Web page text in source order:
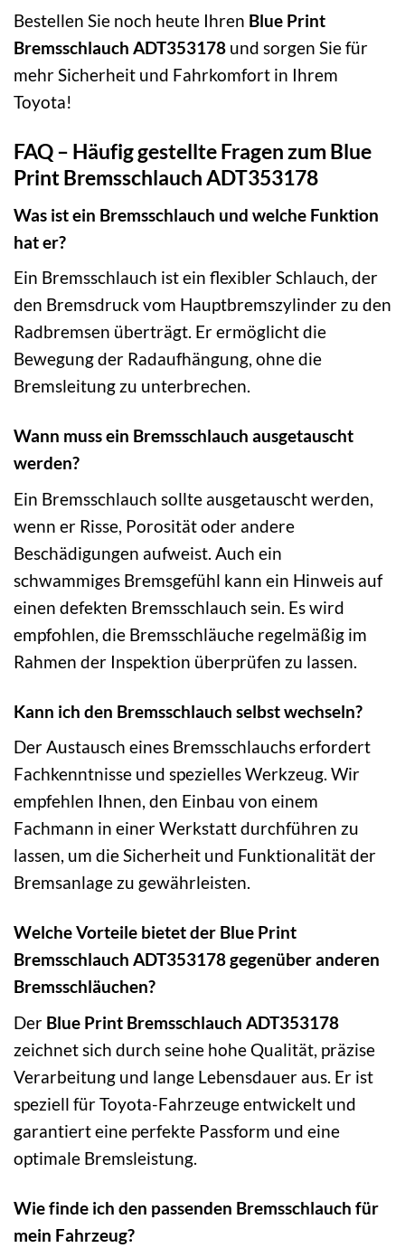
Bestellen Sie noch heute Ihren Blue Print
Bremsschlauch ADT353178 und sorgen Sie für
mehr Sicherheit und Fahrkomfort in Ihrem
Toyota!
FAQ – Häufig gestellte Fragen zum Blue
Print Bremsschlauch ADT353178
Was ist ein Bremsschlauch und welche Funktion
hat er?
Ein Bremsschlauch ist ein flexibler Schlauch, der
den Bremsdruck vom Hauptbremszylinder zu den
Radbremsen überträgt. Er ermöglicht die
Bewegung der Radaufhängung, ohne die
Bremsleitung zu unterbrechen.
Wann muss ein Bremsschlauch ausgetauscht
werden?
Ein Bremsschlauch sollte ausgetauscht werden,
wenn er Risse, Porosität oder andere
Beschädigungen aufweist. Auch ein
schwammiges Bremsgefühl kann ein Hinweis auf
einen defekten Bremsschlauch sein. Es wird
empfohlen, die Bremsschläuche regelmäßig im
Rahmen der Inspektion überprüfen zu lassen.
Kann ich den Bremsschlauch selbst wechseln?
Der Austausch eines Bremsschlauchs erfordert
Fachkenntnisse und spezielles Werkzeug. Wir
empfehlen Ihnen, den Einbau von einem
Fachmann in einer Werkstatt durchführen zu
lassen, um die Sicherheit und Funktionalität der
Bremsanlage zu gewährleisten.
Welche Vorteile bietet der Blue Print
Bremsschlauch ADT353178 gegenüber anderen
Bremsschläuchen?
Der Blue Print Bremsschlauch ADT353178
zeichnet sich durch seine hohe Qualität, präzise
Verarbeitung und lange Lebensdauer aus. Er ist
speziell für Toyota-Fahrzeuge entwickelt und
garantiert eine perfekte Passform und eine
optimale Bremsleistung.
Wie finde ich den passenden Bremsschlauch für
mein Fahrzeug?